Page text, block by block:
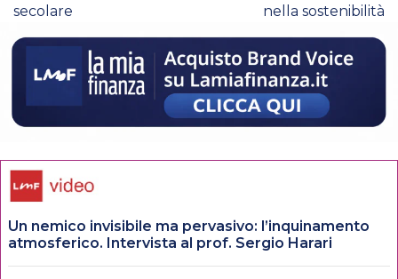
secolare
nella sostenibilità
Un nemico invisibile ma pervasivo: l’inquinamento
atmosferico. Intervista al prof. Sergio Harari